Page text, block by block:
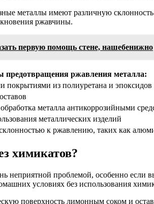
металлы имеют различную
ржавчины.
первую помощь стене, нашебенижно
предотвращения ржавления металла:
покрытиями из полиуретана и эпоксидов
металла антикоррозийными
металлических изделий
к ржавлению, таких как
химикатов?
неприятной проблемой, особенно если
условиях без использования
поверхность лимонным соком и